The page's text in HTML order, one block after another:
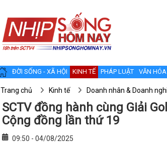
ĐỜI SỐNG - XÃ HỘI KINH TẾ PHÁP LUẬT VĂN HÓA
Trang chủ Kinh tế Doanh nhân & Doanh
SCTV đồng hành cùng Giải
Cộng đồng lần thứ 19
09:50 - 04/08/2025